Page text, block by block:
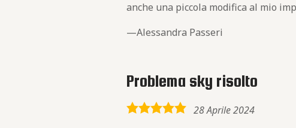
anche una piccola modifica al mio
Alessandra Passeri
Problema sky risolto
5,0
28 Aprile 2024